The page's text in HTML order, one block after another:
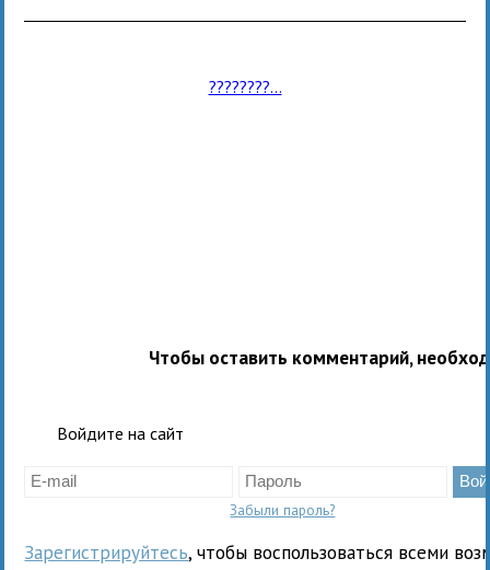
????????...
Чтобы оставить комментарий,
Войдите на сайт
Забыли пароль?
Зарегистрируйтесь, чтобы воспользоваться всеми